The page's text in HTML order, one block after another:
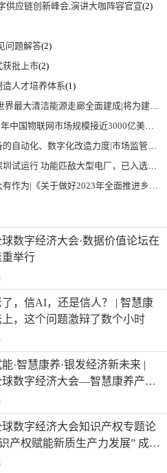
供应链创新峰会,演讲大咖阵容官宣(2)
问题解答(2)
获批上市(2)
人才培养体系(1)
建设新型能源体系、保障国家能源安全、实现“双碳”目标提供有力支撑
3000亿美元 智慧工厂、智慧城市、智慧电网等将占60%以上
场监管总局 工业和信息化部 关于促进企业计量能力提升的指导意见
功能匹敌大型电厂，已入选国际典型案例
好2023年全面推进乡村振兴重点工作的意见》发布
球数字经济大会·数据价值论坛在
举行
了，信AI，还是信人？ | 智慧康
，这个问题激辩了数个小时
·智慧康养·银发经济新未来 |
球数字经济大会—智慧康养产业
在京举办
球数字经济大会知识产权专题论
产权赋能新质生产力发展” 成功